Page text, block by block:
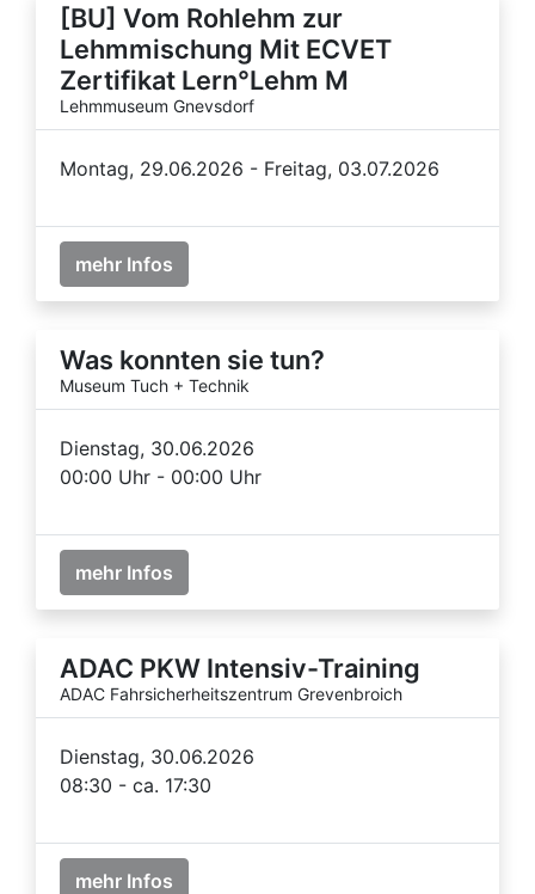
[BU] Vom Rohlehm zur
Lehmmischung Mit ECVET
Zertifikat Lern°Lehm M
Lehmmuseum Gnevsdorf
Montag, 29.06.2026 - Freitag, 03.07.2026
mehr Infos
Was konnten sie tun?
Museum Tuch + Technik
Dienstag, 30.06.2026
00:00 Uhr - 00:00 Uhr
mehr Infos
ADAC PKW Intensiv-Training
ADAC Fahrsicherheitszentrum Grevenbroich
Dienstag, 30.06.2026
08:30 - ca. 17:30
mehr Infos